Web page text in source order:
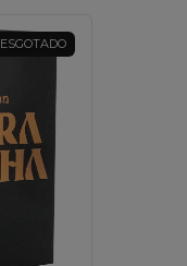
ESGOTADO